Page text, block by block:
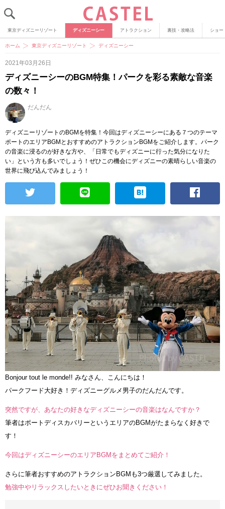
東京ディズニーリゾート ディズニーシー アトラクション 裏技・攻略法 ショー
ホーム 東京ディズニーリゾート ディズニーシー
2021年03月26日
ディズニーシーのBGM特集！パークを彩る素敵な音楽
の数々！
だんだん
ディズニーリゾートのBGMを特集！今回はディズニーシーにある７つのテーマ
ポートのエリアBGMとおすすめのアトラクションBGMをご紹介します。パーク
の音楽に浸るのが好きな方や、「日常でもディズニーに行った気分になりた
い」という方も多いでしょう！ぜひこの機会にディズニーの素晴らしい音楽の
世界に飛び込んでみましょう！
Bonjour tout le monde!! みなさん、こんにちは！
パークフード大好き！ディズニーグルメ男子のだんだんです。
突然ですが、あなたの好きなディズニーシーの音楽はなんですか？
筆者はポートディスカバリーというエリアのBGMがたまらなく好きで
す！
今回はディズニーシーのエリアBGMをまとめてご紹介！
さらに筆者おすすめのアトラクションBGMも3つ厳選してみました。
勉強中やリラックスしたいときにぜひお聞きください！